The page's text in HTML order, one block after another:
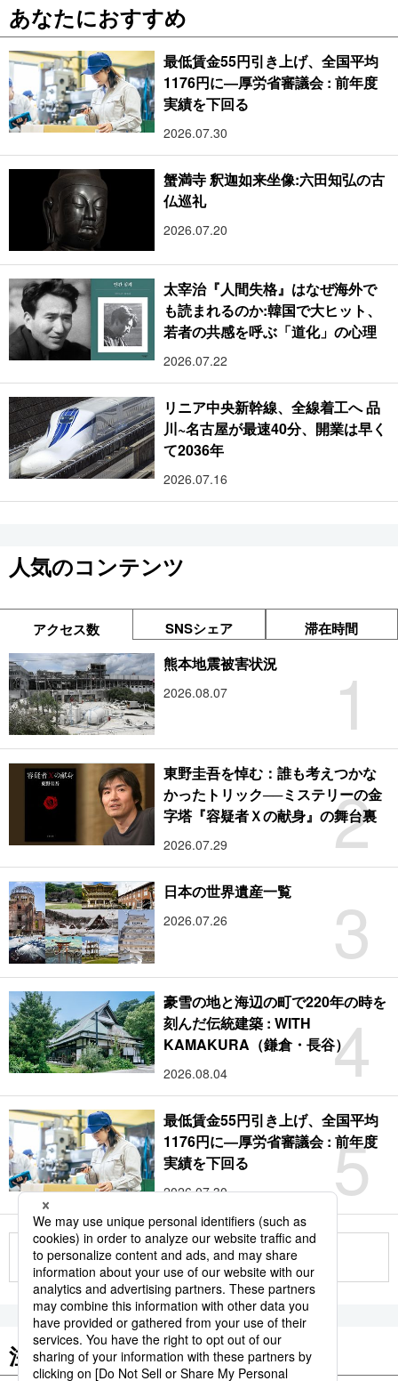
あなたにおすすめ
最低賃金55円引き上げ、全国平均
1176円に―厚労省審議会 : 前年度
実績を下回る
2026.07.30
蟹満寺 釈迦如来坐像:六田知弘の古
仏巡礼
2026.07.20
太宰治『人間失格』はなぜ海外で
も読まれるのか:韓国で大ヒット、
若者の共感を呼ぶ「道化」の心理
2026.07.22
リニア中央新幹線、全線着工へ 品
川~名古屋が最速40分、開業は早く
て2036年
2026.07.16
人気のコンテンツ
アクセス数 SNSシェア 滞在時間
1
熊本地震被害状況
2026.08.07
2
東野圭吾を悼む：誰も考えつかな
かったトリック──ミステリーの金
字塔『容疑者Ｘの献身』の舞台裏
2026.07.29
3
日本の世界遺産一覧
2026.07.26
4
豪雪の地と海辺の町で220年の時を
刻んだ伝統建築 : WITH
KAMAKURA（鎌倉・長谷）
2026.08.04
5
最低賃金55円引き上げ、全国平均
1176円に―厚労省審議会 : 前年度
実績を下回る
2026.07.30
もっと見る
注目のキーワード